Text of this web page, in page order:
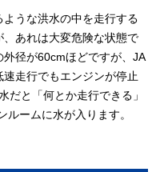
うな洪水の中を走行する
あれは大変危険な状態で
径が60cmほどですが、JA
走行でもエンジンが停止
だと「何とか走行できる」
ームに水が入ります。